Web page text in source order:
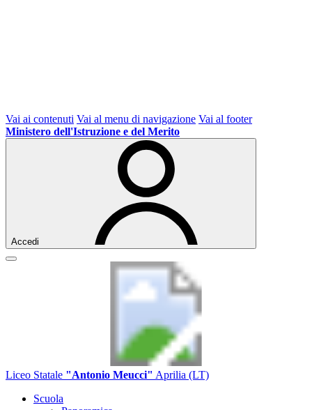
Vai ai contenuti Vai al menu di navigazione Vai al footer
Ministero dell'Istruzione e del Merito
Accedi
Liceo Statale "Antonio Meucci" Aprilia (LT)
Scuola